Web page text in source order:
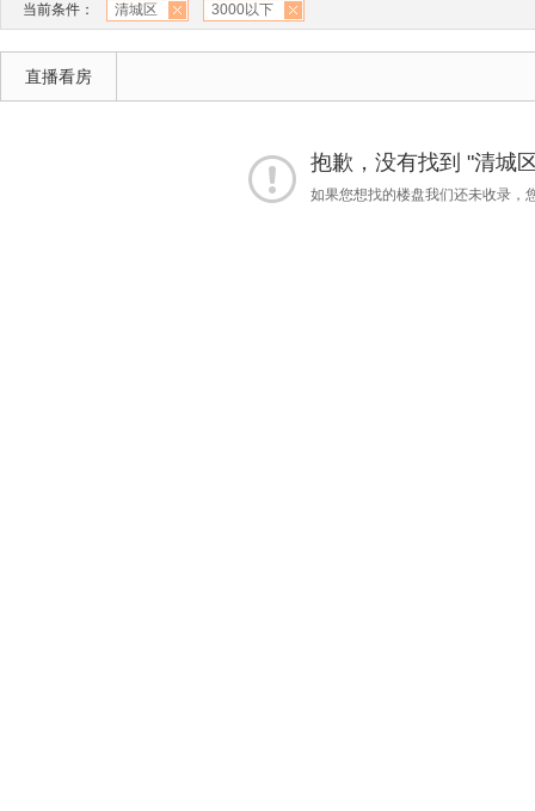
当前条件： 清城区 3000以下
直播看房
抱歉，没有找到 "清城
如果您想找的楼盘我们还未收录，